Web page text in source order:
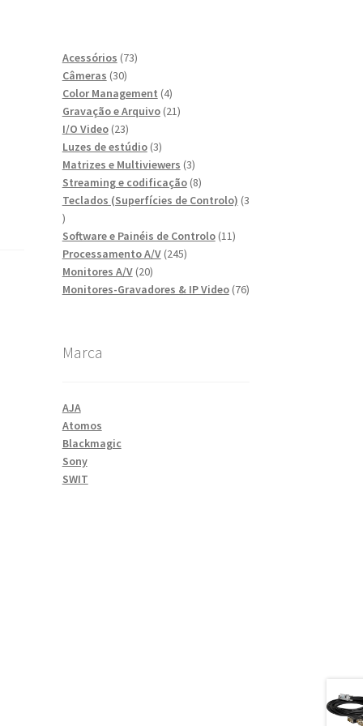
Acessórios 7373
Câmeras 3030
produtos
Color Management 44
produtos
Gravação e Arquivo 2121
I/O Video 2323
produtos
Luzes de estúdio 33
produtos
Matrizes e Multiviewers 33
produtos
Streaming e codificação 88
produtos
Teclados (Superfícies de Controlo) 3
3
produtos
Software e Painéis de Controlo 1111
Processamento A/V 245245
Monitores A/V 2020
produtos
Monitores-Gravadores & IP Video 7676
Marca
AJA
Atomos
Blackmagic
Sony
SWIT